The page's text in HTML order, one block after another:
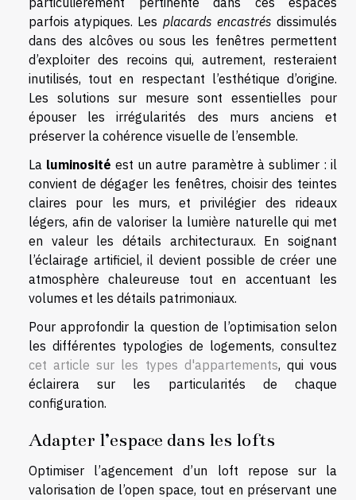
parfois atypiques. Les placards encastrés dissimulés
dans des alcôves ou sous les fenêtres permettent
d’exploiter des recoins qui, autrement, resteraient
inutilisés, tout en respectant l’esthétique d’origine.
Les solutions sur mesure sont essentielles pour
épouser les irrégularités des murs anciens et
préserver la cohérence visuelle de l’ensemble.
La luminosité est un autre paramètre à sublimer : il
convient de dégager les fenêtres, choisir des teintes
claires pour les murs, et privilégier des rideaux
légers, afin de valoriser la lumière naturelle qui met
en valeur les détails architecturaux. En soignant
l’éclairage artificiel, il devient possible de créer une
atmosphère chaleureuse tout en accentuant les
volumes et les détails patrimoniaux.
Pour approfondir la question de l’optimisation selon
les différentes typologies de logements, consultez
cet article sur les types d'appartements, qui vous
éclairera sur les particularités de chaque
configuration.
Adapter l’espace dans les lofts
Optimiser l’agencement d’un loft repose sur la
valorisation de l’open space, tout en préservant une